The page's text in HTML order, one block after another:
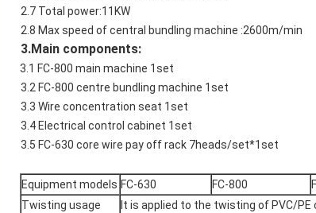
2.7 Total power:11KW
2.8 Max speed of central bundling machine :2600m/min
3.Main components:
3.1 FC-800 main machine 1set
3.2 FC-800 centre bundling machine 1set
3.3 Wire concentration seat 1set
3.4 Electrical control cabinet 1set
3.5 FC-630 core wire pay off rack 7heads/set*1set
Equipment models FC-630 FC-800
Twisting usage
It is applied to the twisting of PVC/